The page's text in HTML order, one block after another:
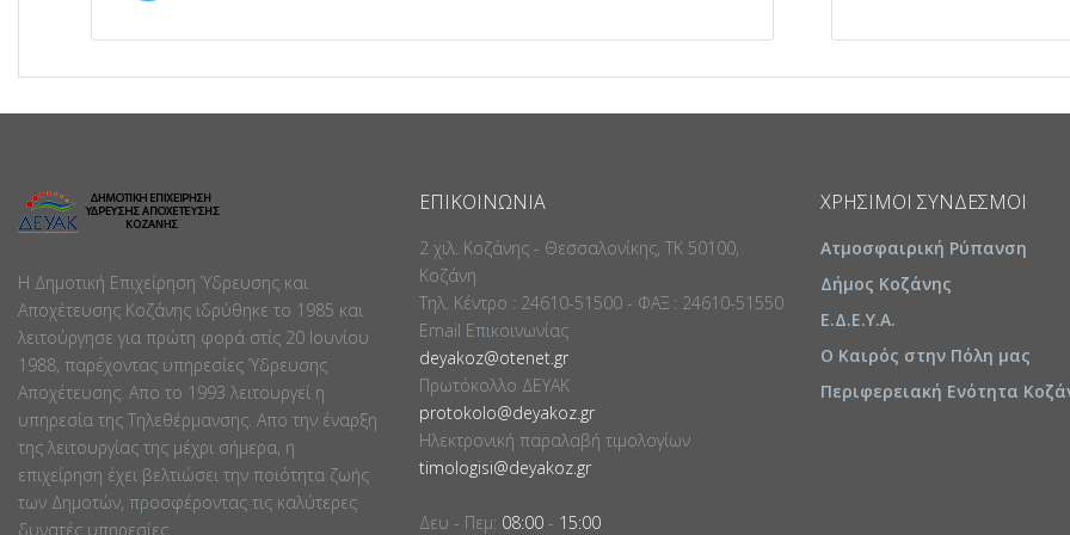
Η Δημοτική Επιχείρηση Ύδρευσης και
Αποχέτευσης Κοζάνης ιδρύθηκε το 1985 και
λειτούργησε για πρώτη φορά στίς 20 Ιουνίου
1988, παρέχοντας υπηρεσίες Ύδρευσης
Αποχέτευσης. Απο το 1993 λειτουργεί η
υπηρεσία της Τηλεθέρμανσης. Απο την έναρξη
της λειτουργίας της μέχρι σήμερα, η
επιχείρηση έχει βελτιώσει την ποιότητα ζωής
των Δημοτών, προσφέροντας τις καλύτερες
δυνατές υπηρεσίες.
ΕΠΙΚΟΙΝΩΝΊΑ
2 χιλ. Κοζάνης - Θεσσαλονίκης, ΤΚ 50100,
Κοζάνη
Τηλ. Κέντρο : 24610-51500 - ΦΑΞ : 24610-51550
Email Επικοινωνίας
deyakoz@otenet.gr
Πρωτόκολλο ΔΕΥΑΚ
protokolo@deyakoz.gr
Ηλεκτρονική παραλαβή τιμολογίων
timologisi@deyakoz.gr
Δευ - Πεμ: 08:00 - 15:00
ΧΡΉΣΙΜΟΙ ΣΎΝΔΕΣΜΟΙ
Ατμοσφαιρική Ρύπανση
Δήμος Κοζάνης
Ε.Δ.Ε.Υ.Α.
Ο Καιρός στην Πόλη μας
Περιφερειακή Ενότητα